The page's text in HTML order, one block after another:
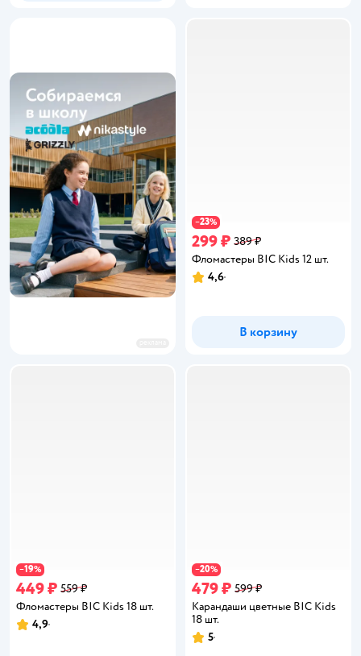
−23%
299 ₽ 389 ₽
Фломастеры BIC Kids 12 шт.
Рейтинг:
4,6
В корзину
−19%
449 ₽ 559 ₽
Фломастеры BIC Kids 18 шт.
Рейтинг:
4,9
−20%
479 ₽ 599 ₽
Карандаши цветные BIC Kids
18 шт.
Рейтинг:
5